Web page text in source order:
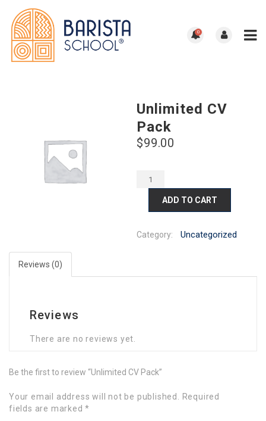
0
Unlimited CV
Pack
$99.00
ADD TO CART
Category: Uncategorized
Reviews (0)
Reviews
There are no reviews yet.
Be the first to review “Unlimited CV Pack”
Your email address will not be published. Required
fields are marked*